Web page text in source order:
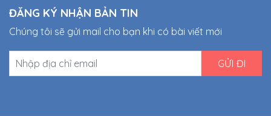
ĐĂNG KÝ NHẬN BẢN TIN
Chúng tôi sẽ gửi mail cho bạn khi có bài viết mới